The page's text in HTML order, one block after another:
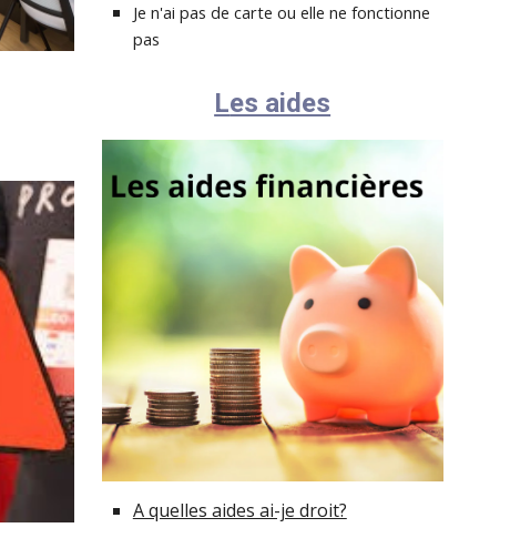
Je n'ai pas de carte ou elle ne fonctionne
pas
Les aides
A quelles aides ai-je droit?